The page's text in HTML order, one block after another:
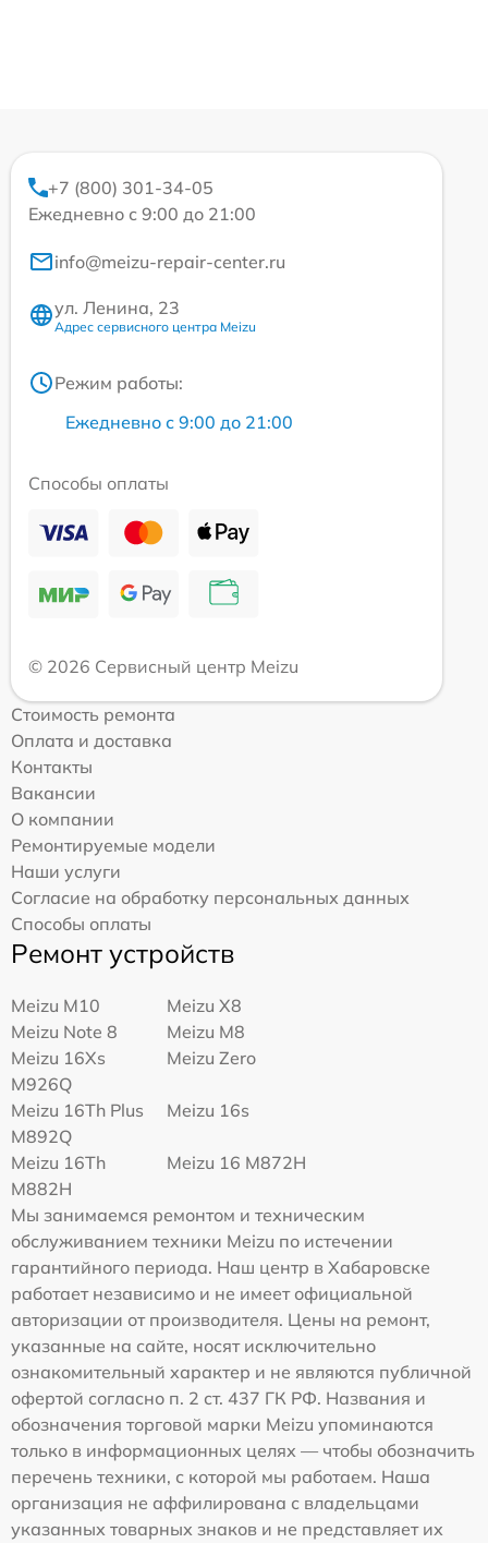
+7 (800) 301-34-05
Ежедневно с 9:00 до 21:00
info@meizu-repair-center.ru
ул. Ленина, 23
Адрес сервисного центра Meizu
Режим работы:
Ежедневно с 9:00 до 21:00
Способы оплаты
© 2026 Сервисный центр Meizu
Стоимость ремонта
Оплата и доставка
Контакты
Вакансии
О компании
Ремонтируемые модели
Наши услуги
Согласие на обработку персональных данных
Способы оплаты
Ремонт устройств
Meizu M10
Meizu X8
Meizu Note 8
Meizu M8
Meizu 16Xs
M926Q
Meizu Zero
Meizu 16Th Plus
M892Q
Meizu 16s
Meizu 16Th
M882H
Meizu 16 M872H
Мы занимаемся ремонтом и техническим
обслуживанием техники Meizu по истечении
гарантийного периода. Наш центр в Хабаровске
работает независимо и не имеет официальной
авторизации от производителя. Цены на ремонт,
указанные на сайте, носят исключительно
ознакомительный характер и не являются публичной
офертой согласно п. 2 ст. 437 ГК РФ. Названия и
обозначения торговой марки Meizu упоминаются
только в информационных целях — чтобы обозначить
перечень техники, с которой мы работаем. Наша
организация не аффилирована с владельцами
указанных товарных знаков и не представляет их